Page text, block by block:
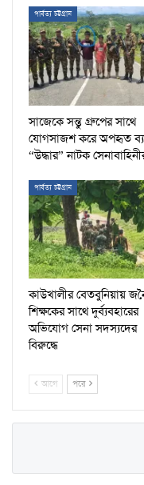
পার্বত্য চট্টগ্রাম
সাজেকে সন্তু গ্রুপের সাথে
যোগসাজশ করে অপহৃত
“উদ্ধার” নাটক
পার্বত্য চট্টগ্রাম
কাউখালীর বেতবুনিয়ায়
শিক্ষকের সাথে দুর্ব্যবহারের
অভিযোগ সেনা সদস্যদের
বিরুদ্ধে
আগে পরে